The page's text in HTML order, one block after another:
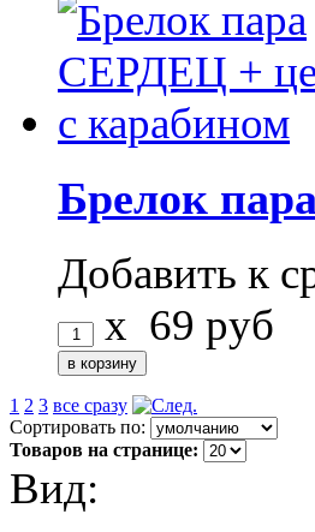
Брелок
Добавить к
x 69 руб
1 2 3 все сразу
Сортировать по:
Товаров на странице:
Вид: